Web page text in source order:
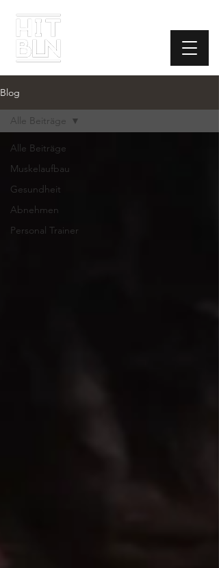
Blog
Alle Beiträge
Muskelaufbau
Gesundheit
Abnehmen
Personal Trainer
Alle Beiträge